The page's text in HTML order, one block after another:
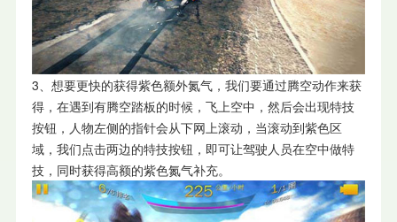
3、想要更快的获得紫色额外氮气，我们要通过腾空动作来获
得，在遇到有腾空踏板的时候，飞上空中，然后会出现特技
按钮，人物左侧的指针会从下网上滚动，当滚动到紫色区
域，我们点击两边的特技按钮，即可让驾驶人员在空中做特
技，同时获得高额的紫色氮气补充。